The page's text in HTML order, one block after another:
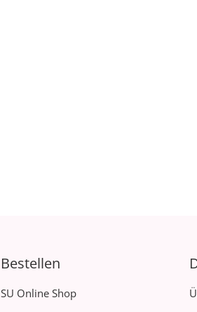
Bestellen
SU Online Shop